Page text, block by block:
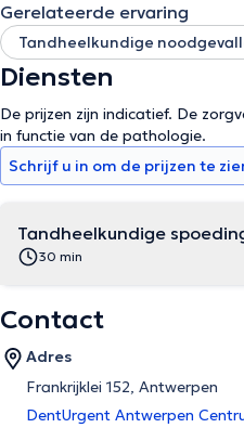
Gerelateerde ervaring
Tandheelkundige
Diensten
De prijzen zijn indicatief. De
in functie van de pathologie.
Schrijf u in om de prijzen te
Tandheelkundige
30 min
Contact
Adres
Frankrijklei 152, Antwerpen
DentUrgent Antwerpen